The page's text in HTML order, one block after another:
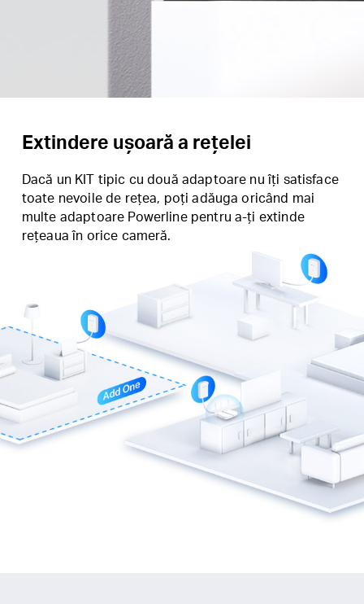
Extindere ușoară a rețelei
Dacă un KIT tipic cu două adaptoare nu îți satisface
toate nevoile de rețea, poți adăuga oricând mai
multe adaptoare Powerline pentru a-ți extinde
rețeaua în orice cameră.